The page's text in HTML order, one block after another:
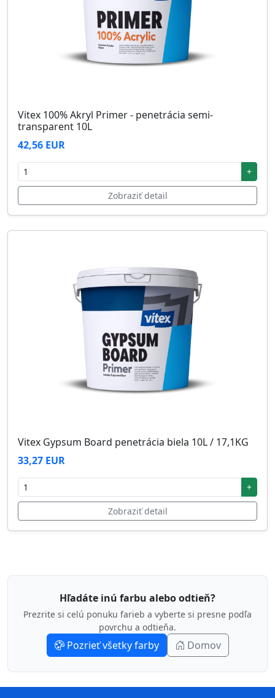
Vitex 100% Akryl Primer - penetrácia semi-
transparent 10L
42,56 EUR
+
Zobraziť detail
Vitex Gypsum Board penetrácia biela 10L / 17,1KG
33,27 EUR
+
Zobraziť detail
Hľadáte inú farbu alebo odtieň?
Prezrite si celú ponuku farieb a vyberte si presne podľa
povrchu a odtieňa.
Pozrieť všetky farby Domov